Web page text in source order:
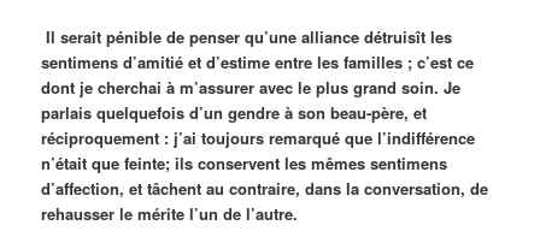
Il serait pénible de penser qu’une alliance détruisît les
sentimens d’amitié et d’estime entre les familles ; c’est ce
dont je cherchai à m’assurer avec le plus grand soin. Je
parlais quelquefois d’un gendre à son beau-père, et
réciproquement : j’ai toujours remarqué que l’indifférence
n’était que feinte; ils conservent les mêmes sentimens
d’affection, et tâchent au contraire, dans la conversation, de
rehausser le mérite l’un de l’autre.